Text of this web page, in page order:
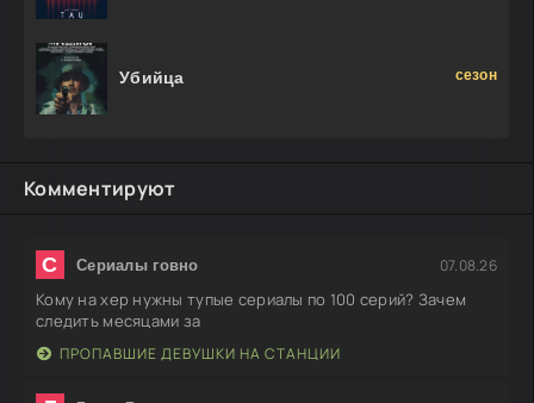
Убийца сезон
Комментируют
С Сериалы говно 07.08.26
Кому на хер нужны тупые сериалы по 100 серий? Зачем
следить месяцами за
ПРОПАВШИЕ ДЕВУШКИ НА СТАНЦИИ